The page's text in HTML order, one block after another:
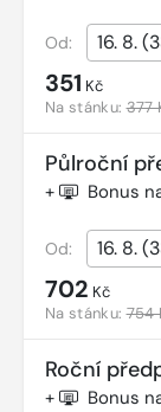
Od:
351 Kč
Na stánku:377
Půlroční
+ Bonus
Od:
702 Kč
Na stánku:754
Roční
+ Bonus